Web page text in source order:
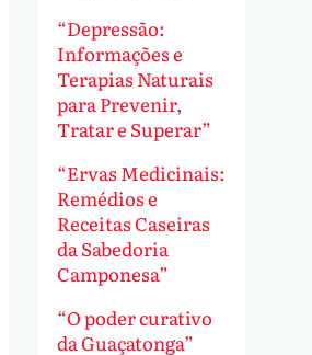
“Depressão:
Informações e
Terapias Naturais
para Prevenir,
Tratar e Superar”
“Ervas Medicinais:
Remédios e
Receitas Caseiras
da Sabedoria
Camponesa”
“O poder curativo
da Guaçatonga”